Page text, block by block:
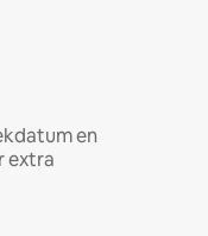
en
extra